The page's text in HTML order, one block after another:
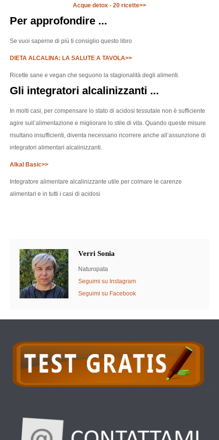
Acque detox - 20 ricette>>
Per approfondire ...
Se vuoi saperne di più ti consiglio questo libro
DIETA ALCALINA: LA SALUTE A TAVOLA>>
Ricette sane e vegan che seguono la stagionalità degli alimenti.
Gli integratori alcalinizzanti ...
In molti casi, per compensare lo stato di acidosi tessutale non è sufficiente
agire sull’alimentazione e migliorare lo stile di vita. Quando queste misure
risultano insufficienti, diventa necessario ricorrere anche all’assunzione di
integratori alimentari alcalinizzanti.
Alkal Basic>>
Integratore alimentare alcalinizzante utile per colmare le carenze
alimentari e in tutti i casi di acidosi
Verri Sonia
Naturopata
Seguimi su Instagram
Seguimi su Facebook